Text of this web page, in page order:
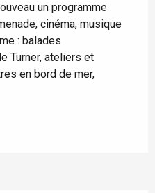
un programme
cinéma, musique
: balades
Turner, ateliers et
en bord de mer,